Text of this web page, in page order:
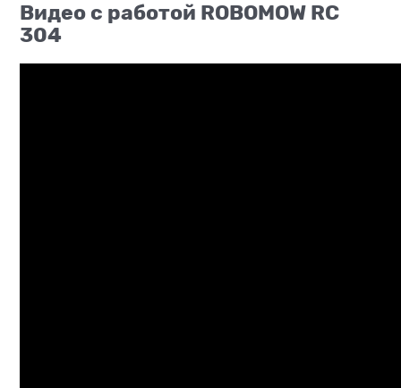
Видео с работой ROBOMOW RC
304